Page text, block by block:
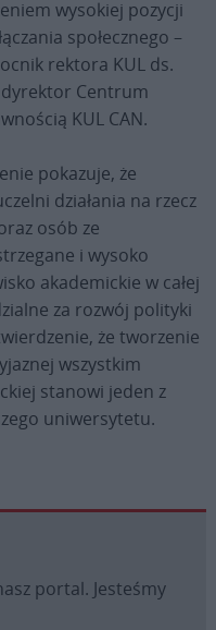
wysokiej pozycji
społecznego –
rektora KUL ds.
Centrum
KUL CAN.
pokazuje, że
działania na rzecz
osób ze
i wysoko
akademickie w całej
za rozwój polityki
że tworzenie
wszystkim
stanowi jeden z
uniwersytetu.
portal. Jesteśmy